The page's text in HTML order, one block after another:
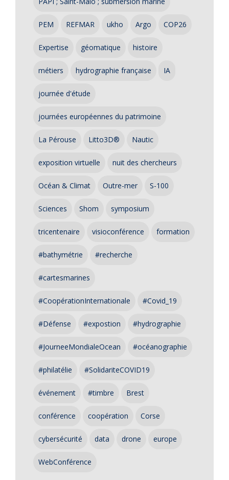
PEM REFMAR ukho Argo COP26
Expertise géomatique histoire
métiers hydrographie française IA
journée d'étude
journées européennes du patrimoine
La Pérouse Litto3D® Nautic
exposition virtuelle nuit des chercheurs
Océan & Climat Outre-mer S-100
Sciences Shom symposium
tricentenaire visioconférence formation
#bathymétrie #recherche
#cartesmarines
#CoopérationInternationale #Covid_19
#Défense #expostion #hydrographie
#JourneeMondialeOcean #océanographie
#philatélie #SolidariteCOVID19
événement #timbre Brest
conférence coopération Corse
cybersécurité data drone europe
WebConférence